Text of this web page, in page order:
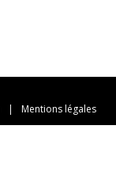
| Mentions légales